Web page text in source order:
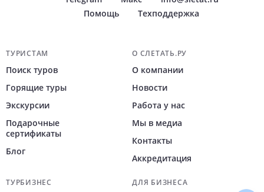
Помощь
Техподдержка
Навигация по сайту
ТУРИСТАМ
Поиск туров
Горящие туры
Экскурсии
Подарочные
сертификаты
Блог
О СЛЕТАТЬ.РУ
О компании
Новости
Работа у нас
Мы в медиа
Контакты
Аккредитация
ТУРБИЗНЕС ДЛЯ БИЗНЕСА